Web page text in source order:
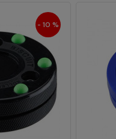
- 10 %